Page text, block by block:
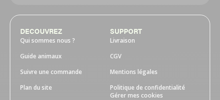
DECOUVREZ
Qui sommes nous ?
Guide animaux
Suivre une commande
Plan du site
SUPPORT
Livraison
CGV
Mentions légales
Politique de confidentialité
Gérer mes cookies